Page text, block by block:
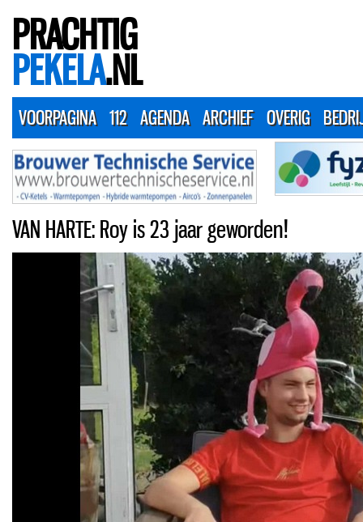
PRACHTIG
PEKELA.NL
VOORPAGINA 112 AGENDA ARCHIEF OVERIG
VAN HARTE: Roy is 23 jaar geworden!